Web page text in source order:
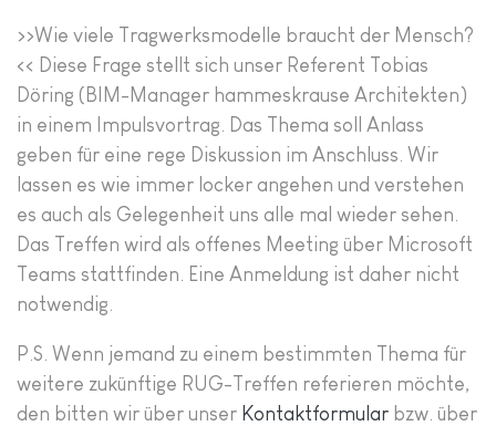
>>Wie viele Tragwerksmodelle braucht der Mensch?
<< Diese Frage stellt sich unser Referent Tobias
Döring (BIM-Manager hammeskrause Architekten)
in einem Impulsvortrag. Das Thema soll Anlass
geben für eine rege Diskussion im Anschluss. Wir
lassen es wie immer locker angehen und verstehen
es auch als Gelegenheit uns alle mal wieder sehen.
Das Treffen wird als offenes Meeting über Microsoft
Teams stattfinden. Eine Anmeldung ist daher nicht
notwendig.
P.S. Wenn jemand zu einem bestimmten Thema für
weitere zukünftige RUG-Treffen referieren möchte,
den bitten wir über unser Kontaktformular bzw. über